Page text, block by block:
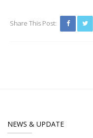
Share This Post:
NEWS & UPDATE